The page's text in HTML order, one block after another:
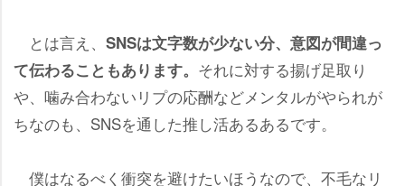
とは言え、 SNSは文字数が少ない分、意図が間違っ
て伝わることもあります。 それに対する揚げ足取り
、噛み合わないリプの応酬などメンタルがやられが
ちなのも、SNSを通した推し活あるあるです。
僕はなるべく衝突を避けたいほうなので、不毛なリ